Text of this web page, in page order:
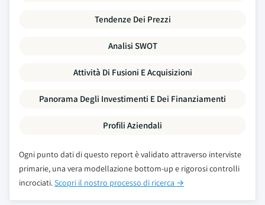
Tendenze Dei Prezzi
Analisi SWOT
Attività Di Fusioni E Acquisizioni
Panorama Degli Investimenti E Dei Finanziamenti
Profili Aziendali
Ogni punto dati di questo report è validato attraverso interviste
primarie, una vera modellazione bottom-up e rigorosi controlli
incrociati.Scopri il nostro processo di ricerca →